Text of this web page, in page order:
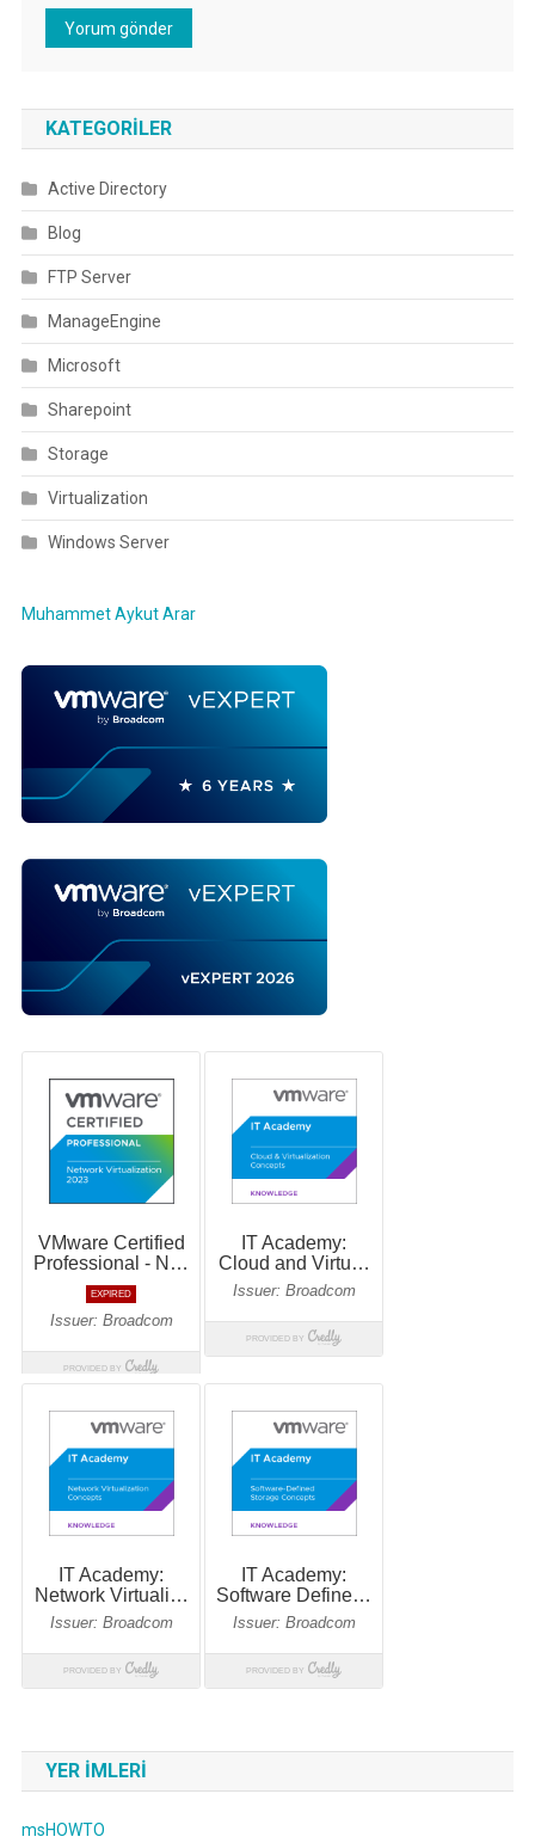
KATEGORILER
Active Directory
Blog
FTP Server
ManageEngine
Microsoft
Sharepoint
Storage
Virtualization
Windows Server
Muhammet Aykut Arar
YER IMLERI
msHOWTO